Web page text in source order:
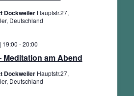
Dockweiler Hauptstr.27,
Deutschland
Meditation am Abend
19:00 -20:00
Dockweiler Hauptstr.27,
Deutschland